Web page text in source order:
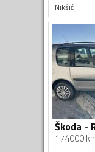
Nikšić
Škoda -
174000